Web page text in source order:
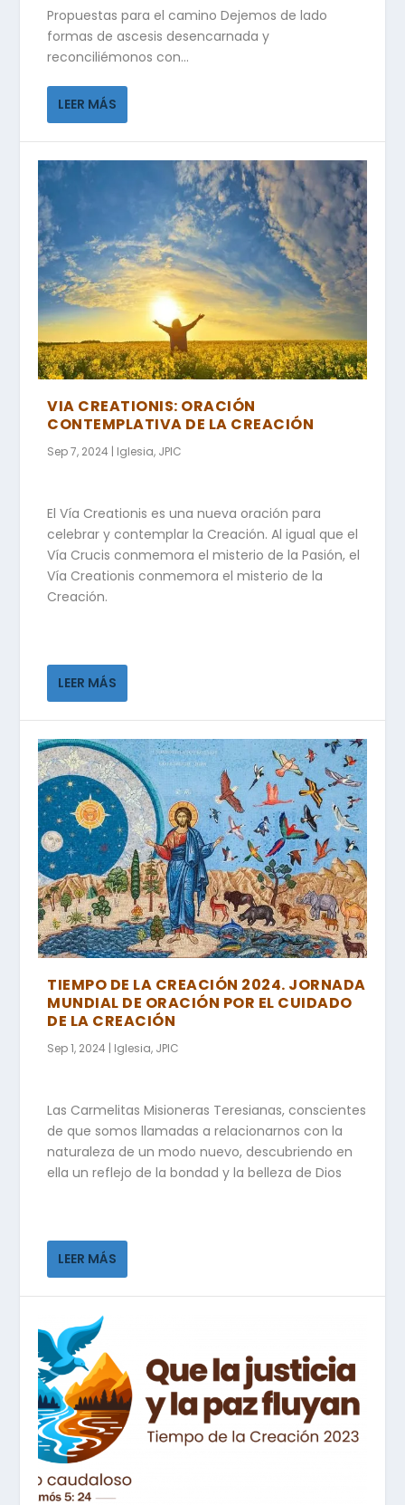
Propuestas para el camino Dejemos de lado
formas de ascesis desencarnada y
reconciliémonos con...
LEER MÁS
VIA CREATIONIS: ORACIÓN
CONTEMPLATIVA DE LA CREACIÓN
Sep 7, 2024 | Iglesia, JPIC
El Vía Creationis es una nueva oración para
celebrar y contemplar la Creación. Al igual que el
Vía Crucis conmemora el misterio de la Pasión, el
Vía Creationis conmemora el misterio de la
Creación.
LEER MÁS
TIEMPO DE LA CREACIÓN 2024. JORNADA
MUNDIAL DE ORACIÓN POR EL CUIDADO
DE LA CREACIÓN
Sep 1, 2024 | Iglesia, JPIC
Las Carmelitas Misioneras Teresianas, conscientes
de que somos llamadas a relacionarnos con la
naturaleza de un modo nuevo, descubriendo en
ella un reflejo de la bondad y la belleza de Dios
LEER MÁS